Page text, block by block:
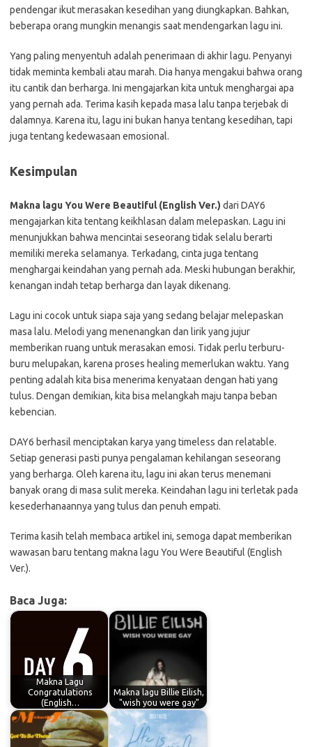
pendengar ikut merasakan kesedihan yang diungkapkan. Bahkan,
beberapa orang mungkin menangis saat mendengarkan lagu ini.
Yang paling menyentuh adalah penerimaan di akhir lagu. Penyanyi
tidak meminta kembali atau marah. Dia hanya mengakui bahwa orang
itu cantik dan berharga. Ini mengajarkan kita untuk menghargai apa
yang pernah ada. Terima kasih kepada masa lalu tanpa terjebak di
dalamnya. Karena itu, lagu ini bukan hanya tentang kesedihan, tapi
juga tentang kedewasaan emosional.
Kesimpulan
Makna lagu You Were Beautiful (English Ver.) dari DAY6
mengajarkan kita tentang keikhlasan dalam melepaskan. Lagu ini
menunjukkan bahwa mencintai seseorang tidak selalu berarti
memiliki mereka selamanya. Terkadang, cinta juga tentang
menghargai keindahan yang pernah ada. Meski hubungan berakhir,
kenangan indah tetap berharga dan layak dikenang.
Lagu ini cocok untuk siapa saja yang sedang belajar melepaskan
masa lalu. Melodi yang menenangkan dan lirik yang jujur
memberikan ruang untuk merasakan emosi. Tidak perlu terburu-
buru melupakan, karena proses healing memerlukan waktu. Yang
penting adalah kita bisa menerima kenyataan dengan hati yang
tulus. Dengan demikian, kita bisa melangkah maju tanpa beban
kebencian.
DAY6 berhasil menciptakan karya yang timeless dan relatable.
Setiap generasi pasti punya pengalaman kehilangan seseorang
yang berharga. Oleh karena itu, lagu ini akan terus menemani
banyak orang di masa sulit mereka. Keindahan lagu ini terletak pada
kesederhanaannya yang tulus dan penuh empati.
Terima kasih telah membaca artikel ini, semoga dapat memberikan
wawasan baru tentang makna lagu You Were Beautiful (English
Ver.).
Baca Juga:
Makna Lagu
Congratulations
(English…
Makna lagu Billie Eilish,
"wish you were gay"